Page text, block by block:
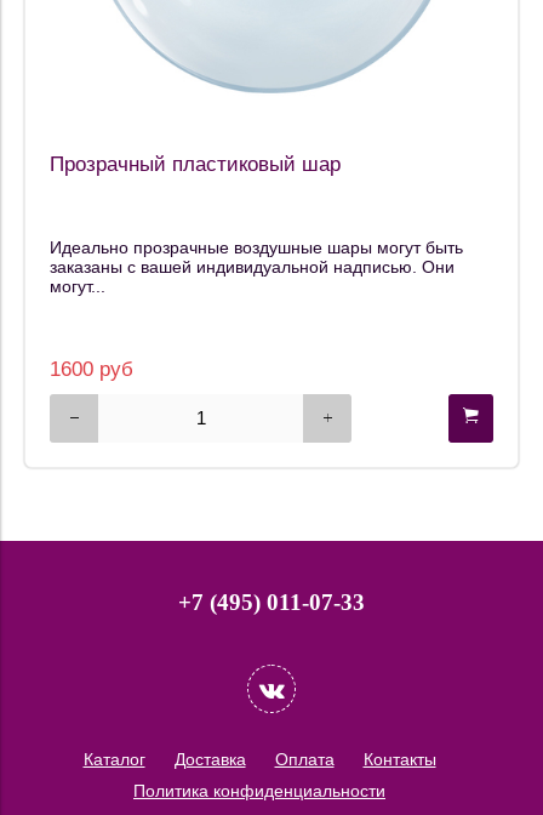
Прозрачный пластиковый шар
Идеально прозрачные воздушные шары могут быть
заказаны с вашей индивидуальной надписью. Они
могут...
1600 руб
+7 (495) 011-07-33
Каталог Доставка Оплата
Контакты
Политика конфиденциальности